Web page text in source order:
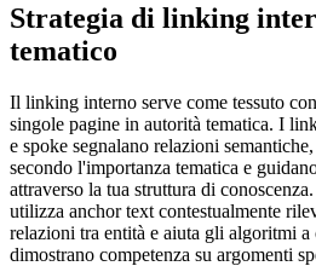
Strategia di linking
tematico
Il linking interno serve come tessuto
singole pagine in autorità tematica. I
e spoke segnalano relazioni
secondo l'importanza tematica e
attraverso la tua struttura di
utilizza anchor text contestualmente
relazioni tra entità e aiuta gli algoritmi
dimostrano competenza su argomenti